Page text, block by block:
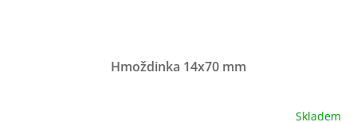
Hmoždinka 14x70 mm
Skladem